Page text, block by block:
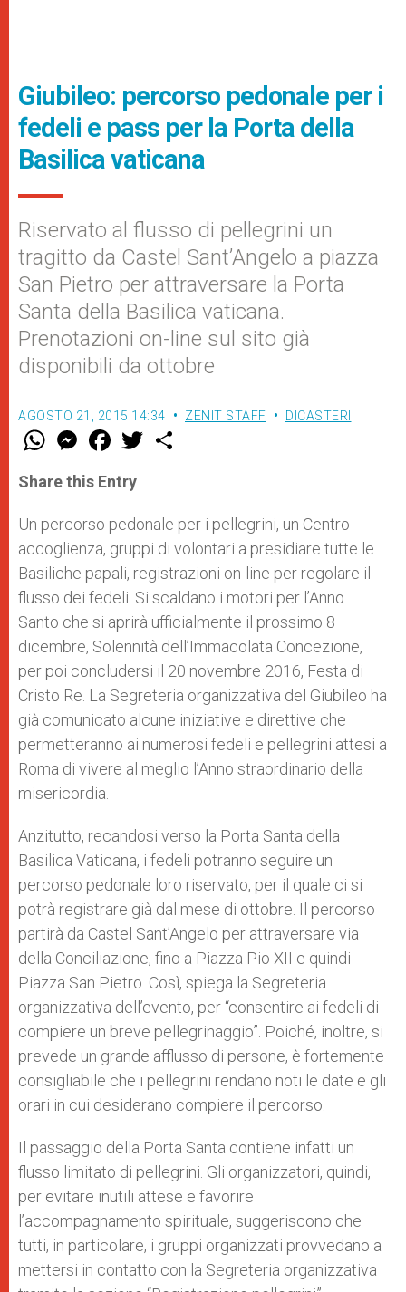
Giubileo: percorso pedonale per i
fedeli e pass per la Porta della
Basilica vaticana
Riservato al flusso di pellegrini un
tragitto da Castel Sant’Angelo a piazza
San Pietro per attraversare la Porta
Santa della Basilica vaticana.
Prenotazioni on-line sul sito già
disponibili da ottobre
AGOSTO 21, 2015 14:34 ZENIT STAFF DICASTERI
W
t
s
p
p
M
e
s
e
g
e
r
F
a
e
b
o
k
w
r
Share this Entry
Un percorso pedonale per i pellegrini, un Centro
accoglienza, gruppi di volontari a presidiare tutte le
Basiliche papali, registrazioni on-line per regolare il
flusso dei fedeli. Si scaldano i motori per l’Anno
Santo che si aprirà ufficialmente il prossimo 8
dicembre, Solennità dell’Immacolata Concezione,
per poi concludersi il 20 novembre 2016, Festa di
Cristo Re. La Segreteria organizzativa del Giubileo ha
già comunicato alcune iniziative e direttive che
permetteranno ai numerosi fedeli e pellegrini attesi a
Roma di vivere al meglio l’Anno straordinario della
misericordia.
Anzitutto, recandosi verso la Porta Santa della
Basilica Vaticana, i fedeli potranno seguire un
percorso pedonale loro riservato, per il quale ci si
potrà registrare già dal mese di ottobre. Il percorso
partirà da Castel Sant’Angelo per attraversare via
della Conciliazione, fino a Piazza Pio XII e quindi
Piazza San Pietro. Così, spiega la Segreteria
organizzativa dell’evento, per “consentire ai fedeli di
compiere un breve pellegrinaggio”. Poiché, inoltre, si
prevede un grande afflusso di persone, è fortemente
consigliabile che i pellegrini rendano noti le date e gli
orari in cui desiderano compiere il percorso.
Il passaggio della Porta Santa contiene infatti un
flusso limitato di pellegrini. Gli organizzatori, quindi,
per evitare inutili attese e favorire
l’accompagnamento spirituale, suggeriscono che
tutti, in particolare, i gruppi organizzati provvedano a
mettersi in contatto con la Segreteria organizzativa